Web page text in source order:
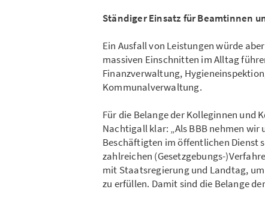
Ständiger Einsatz für Beamtinnen
Ein Ausfall von Leistungen würde
massiven Einschnitten im Alltag
Finanzverwaltung,
Kommunalverwaltung.
Für die Belange der Kolleginnen und
Nachtigall klar: „Als BBB nehmen wir
Beschäftigten im öffentlichen Dienst
zahlreichen (Gesetzgebungs-
mit Staatsregierung und Landtag,
zu erfüllen. Damit sind die Belange